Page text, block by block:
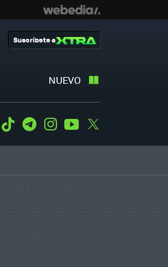
NUEVO
Suscríbete a
WhatsApp
Tiktok TelegramInstagramYoutube